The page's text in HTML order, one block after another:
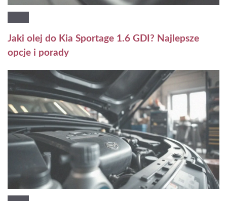
Jaki olej do Kia Sportage 1.6 GDI? Najlepsze
opcje i porady